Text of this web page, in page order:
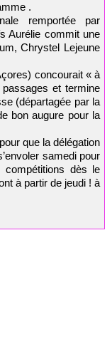
.
remportée par
Aurélie commit une
Chrystel Lejeune
concourait « à
et termine
(départagée par la
bon augure pour la
que la délégation
samedi pour
compétitions dès le
à partir de jeudi ! à